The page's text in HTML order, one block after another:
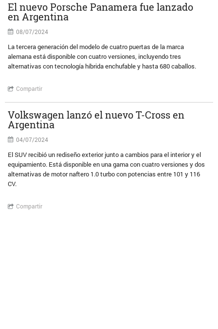
El nuevo Porsche Panamera fue lanzado
en Argentina
08/07/2024
La tercera generación del modelo de cuatro puertas de la marca
alemana está disponible con cuatro versiones, incluyendo tres
alternativas con tecnología híbrida enchufable y hasta 680 caballos.
Compartir
Volkswagen lanzó el nuevo T-Cross en
Argentina
04/07/2024
El SUV recibió un rediseño exterior junto a cambios para el interior y el
equipamiento. Está disponible en una gama con cuatro versiones y dos
alternativas de motor naftero 1.0 turbo con potencias entre 101 y 116
CV.
Compartir